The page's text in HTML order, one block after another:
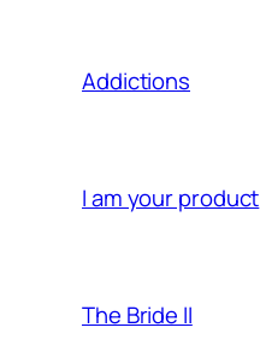
Addictions
I am your product
The Bride II